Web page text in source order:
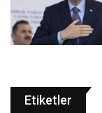
Etiketler